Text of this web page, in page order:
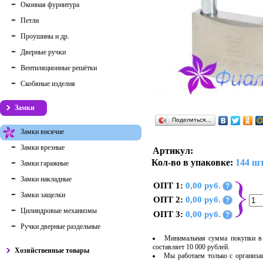
Оконная фурнитура
Петли
Проушины и др.
Дверные ручки
Вентиляционные решётки
Скобяные изделия
Замки
Замки висячие
Замки врезные
Замки гаражные
Замки накладные
Замки защелки
Цилиндровые механизмы
Ручки дверные раздельные
Хозяйственные товары
Поделиться…
Артикул:
Кол-во в упаковке: 144
ОПТ 1: 0,00 руб. ?
ОПТ 2: 0,00 руб. ?
ОПТ 3: 0,00 руб. ?
Минимальная сумма покупки в
составляет 10 000 рублей.
Мы работаем только с